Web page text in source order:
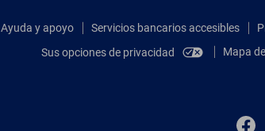
Ayuda y apoyo Servicios bancarios accesibles
Sus opciones de privacidad
Mapa